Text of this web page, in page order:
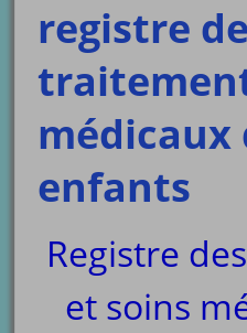
registre
médicaux
enfants
Registre
et soins